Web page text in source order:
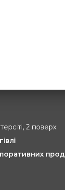
2 поверх